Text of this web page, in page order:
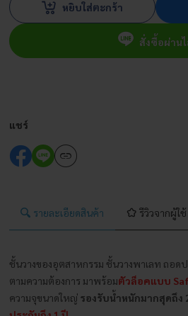
วาง
ของ
อุตสาหกรรม
ชิ้น
หยิบใส่ตะกร้า
สั่งซื้อผ่าน
แชร์
รายละเอียดสินค้า รีวิวจากผู้ใช้
ชั้นวางของอุตสาหกรรม ชั้นวางพาเลท ถอด
ตามความต้องการ มาพร้อมตัวล็อคแบบ
ความจุขนาดใหญ่ รองรับน้ำหนักมากสุดถึง